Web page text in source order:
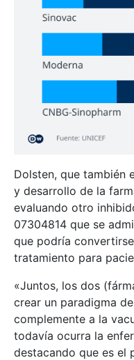
Dolsten, que también
y desarrollo de la
evaluando otro
07304814 que se
que podría
tratamiento para
«Juntos, los dos
crear un paradigma
complemente a la
todavía ocurra la
destacando que es el